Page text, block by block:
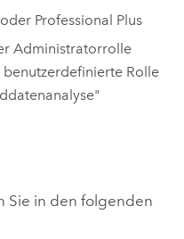
oder Professional Plus
Administratorrolle
Rolle
Sie in den folgenden